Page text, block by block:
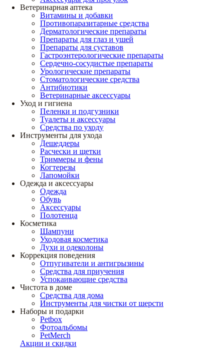
Ветеринарная аптека
Витамины и добавки
Противопаразитарные средства
Дерматологические препараты
Препараты для глаз и ушей
Препараты для суставов
Гастроэнтерологические препараты
Сердечно-сосудистые препараты
Урологические препараты
Стоматологические средства
Антибиотики
Ветеринарные аксессуары
Уход и гигиена
Пеленки и подгузники
Туалеты и аксессуары
Средства по уходу
Инструменты для ухода
Дешеддеры
Расчески и щетки
Триммеры и фены
Когтерезы
Лапомойки
Одежда и аксессуары
Одежда
Обувь
Аксессуары
Полотенца
Косметика
Шампуни
Уходовая косметика
Духи и одеколоны
Коррекция поведения
Отпугиватели и антигрызины
Средства для приучения
Успокаивающие средства
Чистота в доме
Средства для дома
Инструменты для чистки от шерсти
Наборы и подарки
Petbox
Фотоальбомы
PetMerch
Акции и скидки